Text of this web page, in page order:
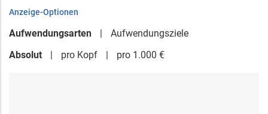
Anzeige-Optionen
Aufwendungsarten
Aufwendungsziele
Absolut
pro Kopf pro 1.000 €